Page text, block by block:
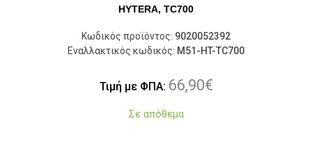
HYTERA, TC700
Κωδικός προϊόντος: 9020052392
Εναλλακτικός κωδικός: M51-HT-TC700
Τιμή με ΦΠΑ: 66,90€
Σε απόθεμα